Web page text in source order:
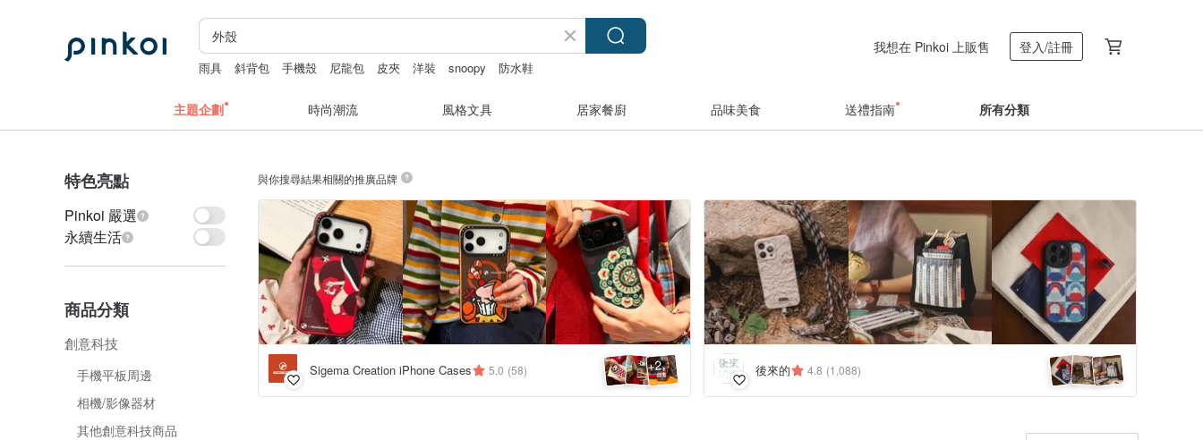
雨具 斜背包 手機殼 尼龍包 皮夾 洋裝 snoopy 防水鞋
我想在 Pinkoi 上販售 登入/註冊
主題企劃 時尚潮流 風格文具 居家餐廚 品味美食 送禮指南 所有分類
特色亮點
Pinkoi 嚴選
永續生活
商品分類
創意科技
手機平板周邊
相機/影像器材
其他創意科技商品
與你搜尋結果相關的推廣品牌
Sigema Creation iPhone Cases 5.0 (58) +2 後來的 4.8 (1,088)